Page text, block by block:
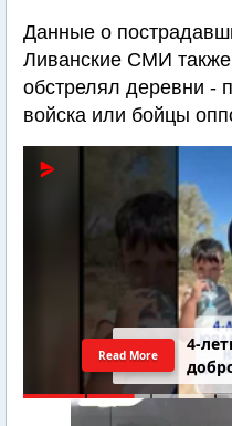
Данные о
Ливанские СМИ
обстрелял деревни -
войска или бойцы
4-
Read More